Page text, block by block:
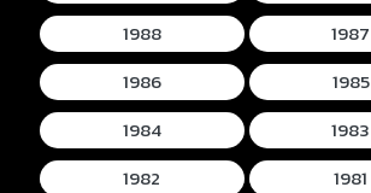
1988
1987
1986
1985
1984
1983
1982
1981